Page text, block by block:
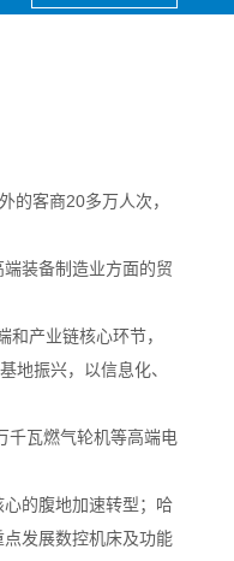
的客商20多万人次，
装备制造业方面的贸
产业链核心环节，
地振兴，以信息化、
千瓦燃气轮机等高端电
的腹地加速转型；哈
发展数控机床及功能